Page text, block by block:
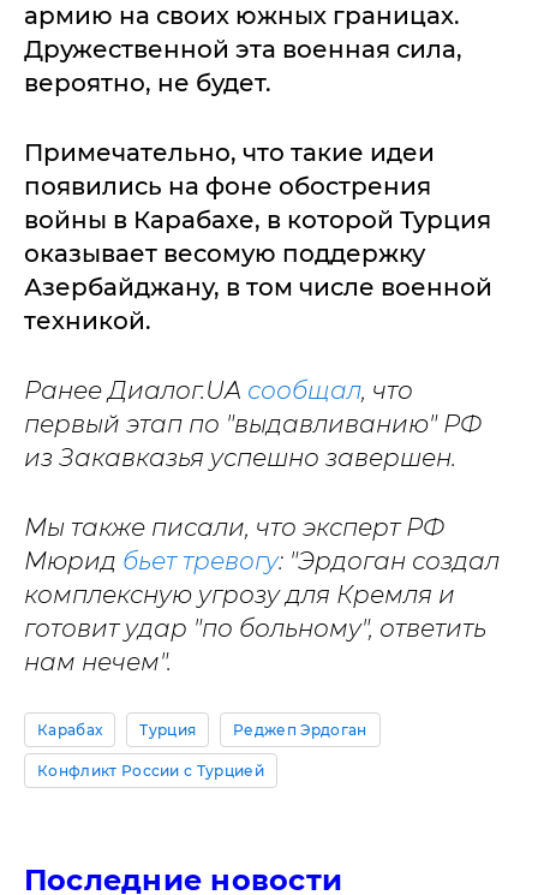
армию на своих южных границах.
Дружественной эта военная сила,
вероятно, не будет.
Примечательно, что такие идеи
появились на фоне обострения
войны в Карабахе, в которой Турция
оказывает весомую поддержку
Азербайджану, в том числе военной
техникой.
Ранее Диалог.UA сообщал, что
первый этап по "выдавливанию" РФ
из Закавказья успешно завершен.
Мы также писали, что эксперт РФ
Мюрид бьет тревогу: "Эрдоган создал
комплексную угрозу для Кремля и
готовит удар "по больному", ответить
нам нечем".
Карабах Турция Реджеп Эрдоган
Конфликт России с Турцией
Последние новости